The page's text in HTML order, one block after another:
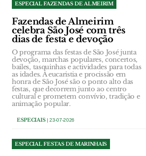
ESPECIAL FAZENDAS DE ALMEIRIM
Fazendas de Almeirim
celebra São José com três
dias de festa e devoção
O programa das festas de São José junta
devoção, marchas populares, concertos,
bailes, tasquinhas e actividades para todas
as idades. A eucaristia e procissão em
honra de São José são o ponto alto das
festas, que decorrem junto ao centro
cultural e prometem convívio, tradição e
animação popular.
ESPECIAIS| 23-07-2026
ESPECIAL FESTAS DE MARINHAIS